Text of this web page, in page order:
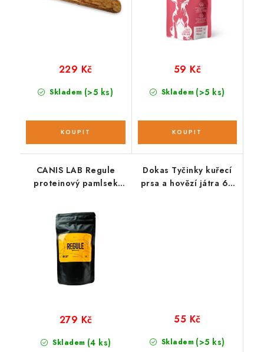
Skladem (>5 ks)
229 Kč
Skladem (>5 ks)
59 Kč
CANIS LAB Regule
proteinový pamlsek
Skladem (4 ks)
279 Kč
Dokas Tyčinky kuřecí
prsa a hovězí játra 60
Skladem (>5 ks)
55 Kč